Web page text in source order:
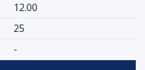
12.00
25
-